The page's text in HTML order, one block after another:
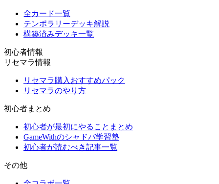
全カード一覧
テンポラリーデッキ解説
構築済みデッキ一覧
初心者情報
リセマラ情報
リセマラ購入おすすめパック
リセマラのやり方
初心者まとめ
初心者が最初にやることまとめ
GameWithのシャドバ学習塾
初心者が読むべき記事一覧
その他